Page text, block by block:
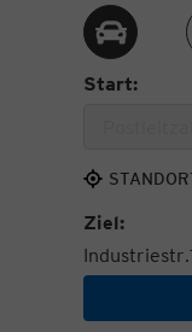
Route
Start:
Ziel: